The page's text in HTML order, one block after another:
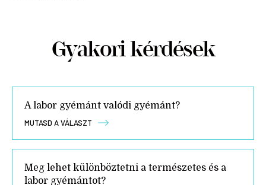
Gyakori kérdések
A labor gyémánt valódi gyémánt?
MUTASD A VÁLASZT
Meg lehet különböztetni a természetes és a
labor gyémántot?